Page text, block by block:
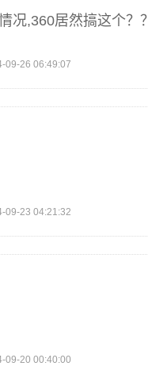
况,360居然搞这个？？
09-26 06:49:07
09-23 04:21:32
09-20 00:40:00